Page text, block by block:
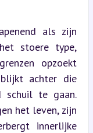
als zijn
stoere type,
opzoekt
blijkt achter die
schuil te gaan.
het leven, zijn
innerlijke